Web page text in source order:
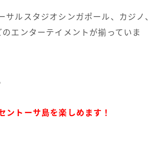
ルスタジオシンガポール、カジノ、
エンターテイメントが揃っていま
ントーサ島を楽しめます！